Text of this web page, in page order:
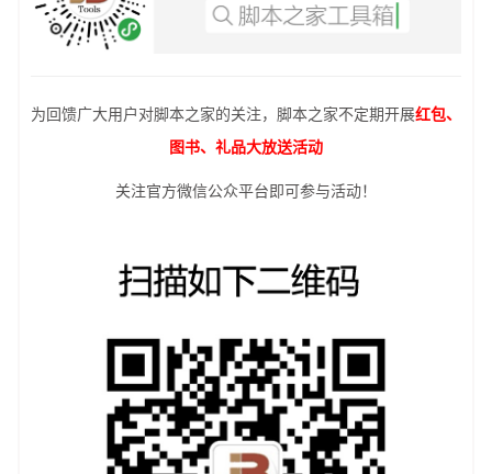
为回馈广大用户对脚本之家的关注，脚本之家不定期开展红包、
图书、礼品大放送活动
关注官方微信公众平台即可参与活动！